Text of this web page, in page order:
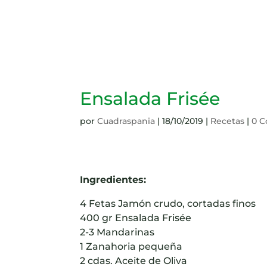
Ensalada Frisée
porCuadraspania |18/10/2019 | Recetas |0
Ingredientes:
4 Fetas Jamón crudo, cortadas finos
400 gr Ensalada Frisée
2-3 Mandarinas
1 Zanahoria pequeña
2 cdas. Aceite de Oliva